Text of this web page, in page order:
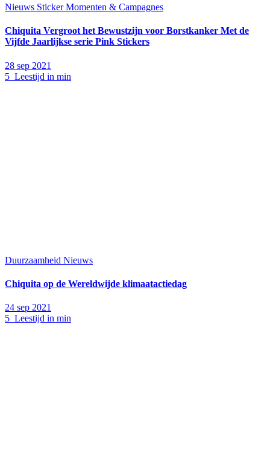
Nieuws Sticker Momenten & Campagnes
Chiquita Vergroot het Bewustzijn voor Borstkanker Met de
Vijfde Jaarlijkse serie Pink Stickers
28 sep 2021
5 Leestijd in min
Duurzaamheid Nieuws
Chiquita op de Wereldwijde klimaatactiedag
24 sep 2021
5 Leestijd in min